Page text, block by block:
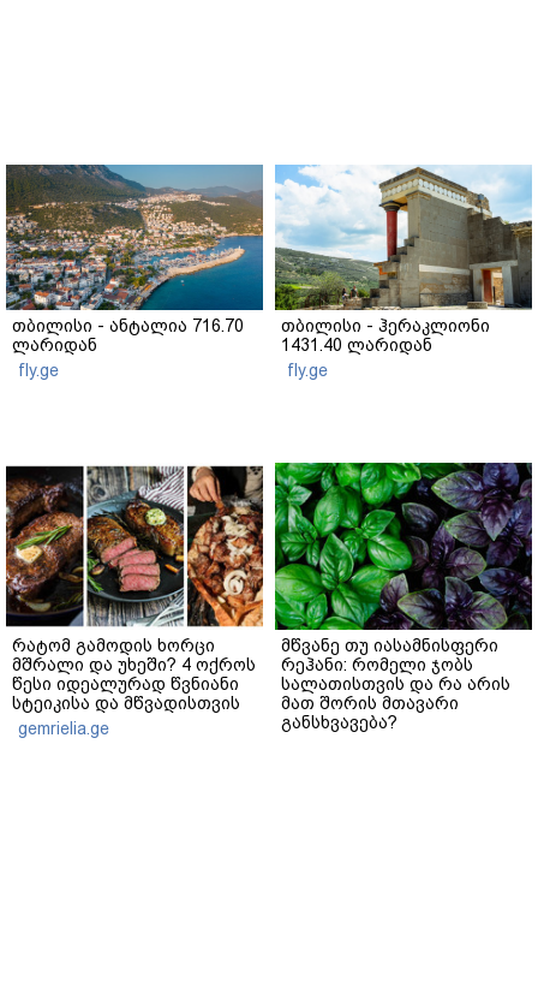
თბილისი - ანტალია 716.70
ლარიდან
fly.ge
თბილისი - ჰერაკლიონი
1431.40 ლარიდან
fly.ge
რატომ გამოდის ხორცი
მშრალი და უხეში? 4 ოქროს
წესი იდეალურად წვნიანი
სტეიკისა და მწვადისთვის
gemrielia.ge
მწვანე თუ იასამნისფერი
რეჰანი: რომელი ჯობს
სალათისთვის და რა არის
მათ შორის მთავარი
განსხვავება?